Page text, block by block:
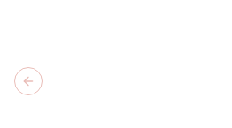
Previous slide